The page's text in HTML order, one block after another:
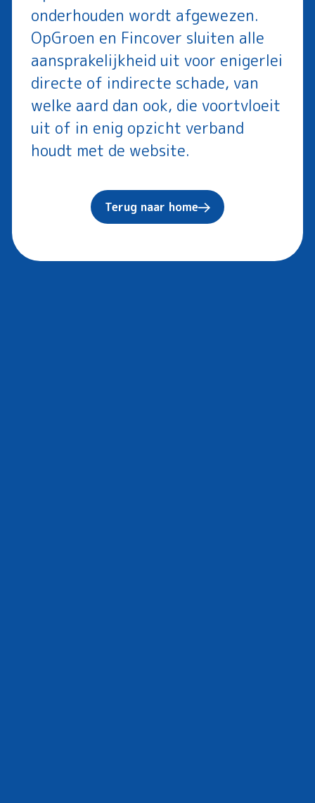
onderhouden wordt afgewezen.
OpGroen en Fincover sluiten alle
aansprakelijkheid uit voor enigerlei
directe of indirecte schade, van
welke aard dan ook, die voortvloeit
uit of in enig opzicht verband
houdt met de website.
Terug naar home